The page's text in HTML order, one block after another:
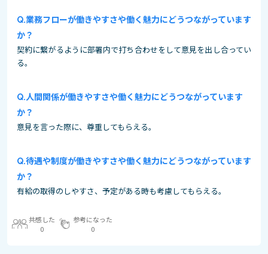
業務フローが働きやすさや働く魅力にどうつながっています
か？
契約に繋がるように部署内で打ち合わせをして意見を出し合ってい
る。
人間関係が働きやすさや働く魅力にどうつながっています
か？
意見を言った際に、尊重してもらえる。
待遇や制度が働きやすさや働く魅力にどうつながっています
か？
有給の取得のしやすさ、予定がある時も考慮してもらえる。
共感した
0
参考になった
0